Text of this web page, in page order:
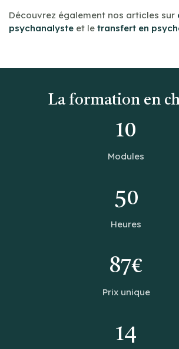
Découvrez également nos articles sur
psychanalyste et le transfert en
La formation en
10
Modules
50
Heures
87€
Prix unique
14